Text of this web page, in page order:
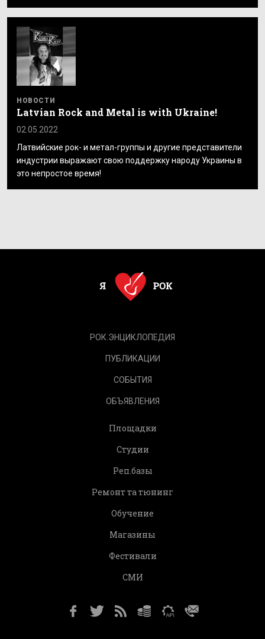
НОВОСТИ
Latvian Rock and Metal is with Ukraine!
02.05.2022
Латвийские рок- и метал-группы и другие представители
индустрии выражают свою поддержку народу Украины в
это непростое время!
РОК.ЭНЦИКЛОПЕДИЯ
ПУБЛИКАЦИИ
СОБЫТИЯ
ОБЪЯВЛЕНИЯ
Площадки
Студии
Реп.базы
Ремонт та тюнинг
Обучение
Магазины
Фестивали
СМИ